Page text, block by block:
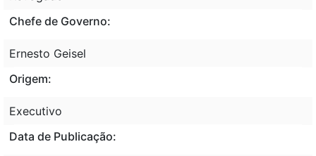
Chefe de Governo:
Ernesto Geisel
Origem:
Executivo
Data de Publicação: